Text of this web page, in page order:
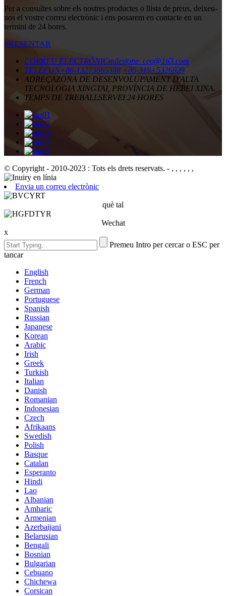
Per a consultes sobre els nostres productes o llista de preus, deixeu-
nos el vostre correu electrònic i ens posarem en contacte en un
termini de 24 hores.
PRESENTAR
CORREU ELECTRÒNICmilestone_ceo@163.com
TELÈFON+86-13273665388 +86-319+5326929
ADREÇAZONA DE DESENVOLUPAMENT D'ALTA
TECNOLOGIA XINGTAI, PROVÍNCIA DE HEBEI XINA.
TEMPS DE TREBALLSERVEI 24 HORES
© Copyright - 2010-2023 : Tots els drets reservats. - , , , , , ,
Envia un correu electrònic
què tal
Wechat
x
Premeu Intro per cercar o ESC per
tancar
English
French
German
Portuguese
Spanish
Russian
Japanese
Korean
Arabic
Irish
Greek
Turkish
Italian
Danish
Romanian
Indonesian
Czech
Afrikaans
Swedish
Polish
Basque
Catalan
Esperanto
Hindi
Lao
Albanian
Amharic
Armenian
Azerbaijani
Belarusian
Bengali
Bosnian
Bulgarian
Cebuano
Chichewa
Corsican